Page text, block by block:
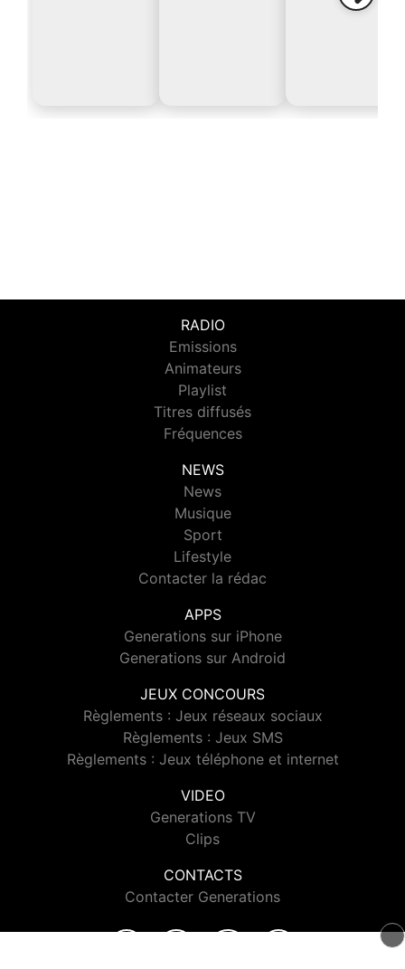
RADIO
Emissions
Animateurs
Playlist
Titres diffusés
Fréquences
NEWS
News
Musique
Sport
Lifestyle
Contacter la rédac
APPS
Generations sur iPhone
Generations sur Android
JEUX CONCOURS
Règlements : Jeux réseaux sociaux
Règlements : Jeux SMS
Règlements : Jeux téléphone et internet
VIDEO
Generations TV
Clips
CONTACTS
Contacter Generations